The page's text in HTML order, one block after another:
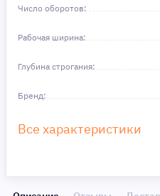
Число оборотов:
Рабочая ширина:
Глубина строгания:
Бренд:
Все характеристики